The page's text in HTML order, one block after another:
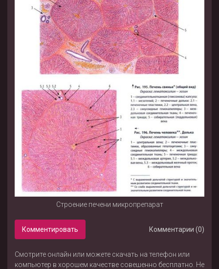
Строение печени микропрепарат
Комментировать Комментарии (0)
Смотрите онлайн или можете скачать на телефон или
компьютер в хорошем качестве совешенно бесплатно. Не